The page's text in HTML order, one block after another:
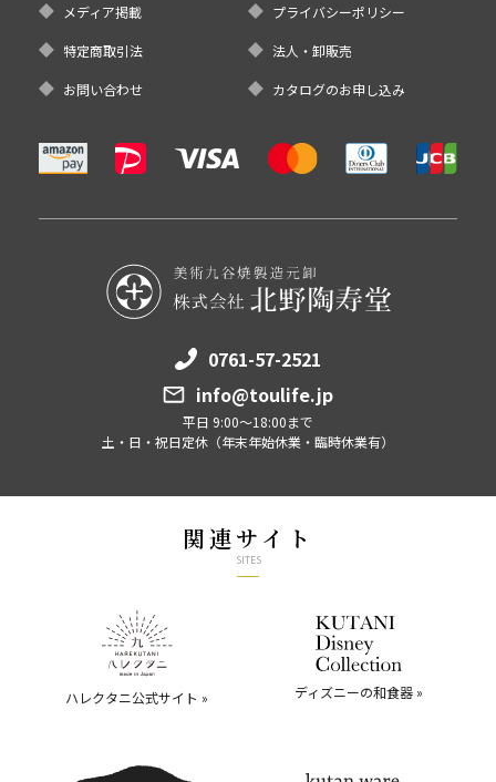
メディア掲載 プライバシーポリシー
特定商取引法 法人・卸販売
お問い合わせ カタログのお申し込み
0761-57-2521
info@toulife.jp
平日 9:00～18:00まで
土・日・祝日定休（年末年始休業・臨時休業有）
関連サイト
SITES
ハレクタニ公式サイト » ディズニーの和食器 »